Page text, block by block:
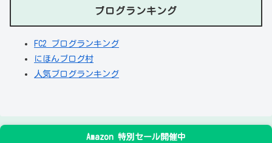
ブログランキング
FC2 ブログランキング
にほんブログ村
人気ブログランキング
Amazon 特別セール開催中